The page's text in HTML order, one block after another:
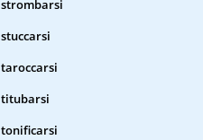
strombarsi
stuccarsi
taroccarsi
titubarsi
tonificarsi